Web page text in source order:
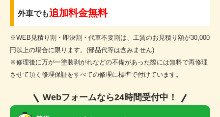
外車でも追加料金無料
※WEB見積り割・即決割・代車不要割は、工賃のお見積り額が30,000
円以上の場合に限ります。(部品代等は含みません)
※修理後に万が一塗装剥がれなどの不備があった際には無料で再修理
させて頂く修理保証をすべての修理に標準で付けています。
Webフォームなら24時間受付中！